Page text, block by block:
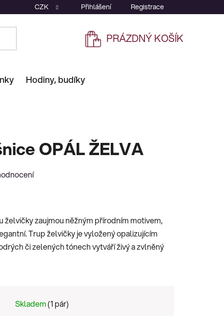
CZK Přihlášení Registrace
NÁKUPNÍ
PRÁZDNÝ KOŠÍK
Hodiny, budíky
OPÁL ŽELVA
želvičky zaujmou něžným přírodním motivem,
Trup želvičky je vyložený opalizujícím
či zelených tónech vytváří živý a zvlněný
Skladem(1 pár)